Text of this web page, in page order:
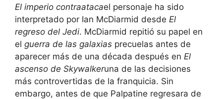
El imperio contraatacael personaje ha sido
interpretado por Ian McDiarmid desde El
regreso del Jedi. McDiarmid repitió su papel en
el guerra de las galaxias precuelas antes de
aparecer más de una década después en El
ascenso de Skywalkeruna de las decisiones
más controvertidas de la franquicia. Sin
embargo, antes de que Palpatine regresara de